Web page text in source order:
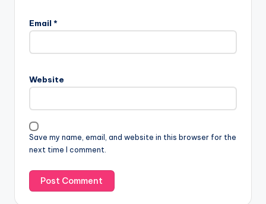
Email *
Website
Save my name, email, and website in this browser for the
next time I comment.